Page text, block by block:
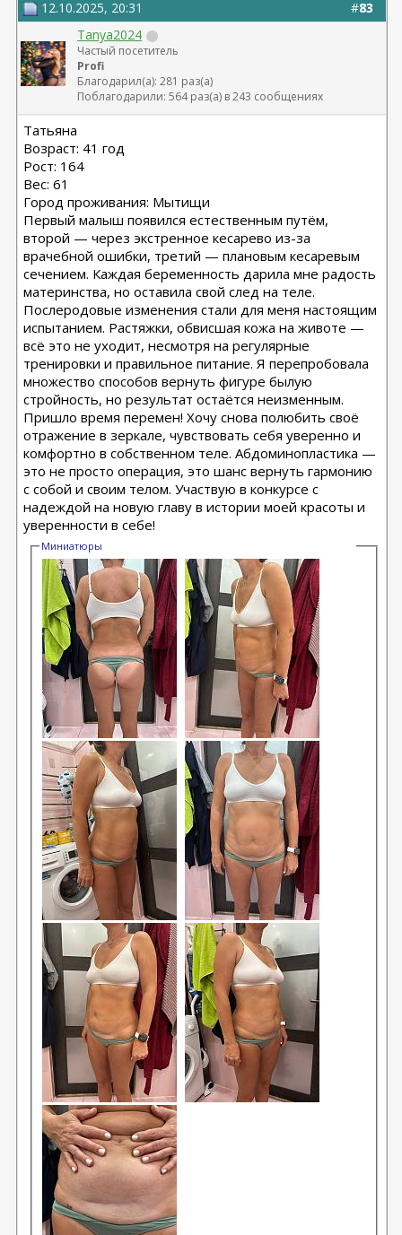
#83
12.10.2025, 20:31
Tanya2024
Частый посетитель
Profi
Благодарил(а): 281 раз(а)
Поблагодарили: 564 раз(а) в 243 сообщениях
Татьяна
Возраст: 41 год
Рост: 164
Вес: 61
Город проживания: Мытищи
Первый малыш появился естественным путём,
второй — через экстренное кесарево из-за
врачебной ошибки, третий — плановым кесаревым
сечением. Каждая беременность дарила мне радость
материнства, но оставила свой след на теле.
Послеродовые изменения стали для меня настоящим
испытанием. Растяжки, обвисшая кожа на животе —
всё это не уходит, несмотря на регулярные
тренировки и правильное питание. Я перепробовала
множество способов вернуть фигуре былую
стройность, но результат остаётся неизменным.
Пришло время перемен! Хочу снова полюбить своё
отражение в зеркале, чувствовать себя уверенно и
комфортно в собственном теле. Абдоминопластика —
это не просто операция, это шанс вернуть гармонию
с собой и своим телом. Участвую в конкурсе с
надеждой на новую главу в истории моей красоты и
уверенности в себе!
Миниатюры